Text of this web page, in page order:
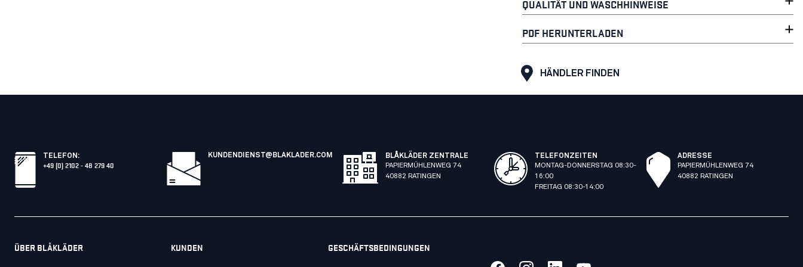
QUALITÄT UND WASCHHINWEISE
PDF HERUNTERLADEN
HÄNDLER FINDEN
TELEFON :
+49 (0) 2102 - 48 279 40
KUNDENDIENST@BLAKLADER.COM
BLÅKLÄDER ZENTRALE
PAPIERMÜHLENWEG 74
40882 RATINGEN
TELEFONZEITEN
MONTAG-DONNERSTAG 08:30-
16:00
FREITAG 08:30-14:00
ADRESSE
PAPIERMÜHLENWEG 74
40882 RATINGEN
ÜBER BLÅKLÄDER KUNDEN GESCHÄFTSBEDINGUNGEN